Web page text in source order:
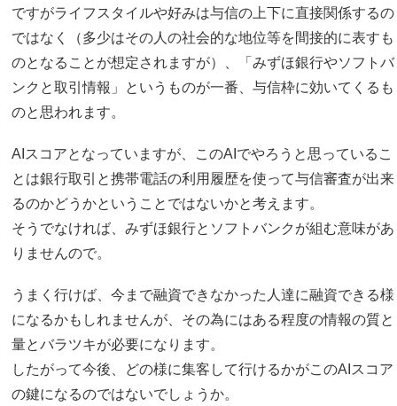
ですがライフスタイルや好みは与信の上下に直接関係するの
ではなく（多少はその人の社会的な地位等を間接的に表すも
のとなることが想定されますが）、「みずほ銀行やソフトバ
ンクと取引情報」というものが一番、与信枠に効いてくるも
のと思われます。
AIスコアとなっていますが、このAIでやろうと思っているこ
とは銀行取引と携帯電話の利用履歴を使って与信審査が出来
るのかどうかということではないかと考えます。
そうでなければ、みずほ銀行とソフトバンクが組む意味があ
りませんので。
うまく行けば、今まで融資できなかった人達に融資できる様
になるかもしれませんが、その為にはある程度の情報の質と
量とバラツキが必要になります。
したがって今後、どの様に集客して行けるかがこのAIスコア
の鍵になるのではないでしょうか。